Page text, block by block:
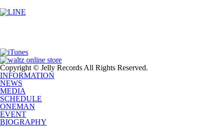
Copyright © Jelly Records All Rights Reserved.
INFORMATION
NEWS
MEDIA
SCHEDULE
ONEMAN
EVENT
BIOGRAPHY